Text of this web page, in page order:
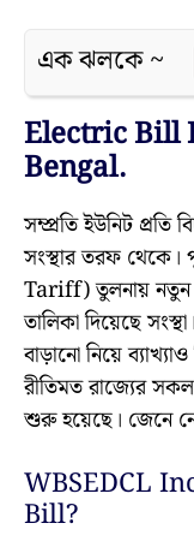
এক ঝলকে ~
Electric Bill
Bengal.
সম্প্রতি ইউনিট প্রতি
সংস্থার তরফ
Tariff) তুলনায় নতুন
তালিকা দিয়েছে
বাড়ানো নিয়ে
রীতিমত রাজ্যের সকল
শুরু হয়েছে। জেনে
WBSEDCL
Bill?